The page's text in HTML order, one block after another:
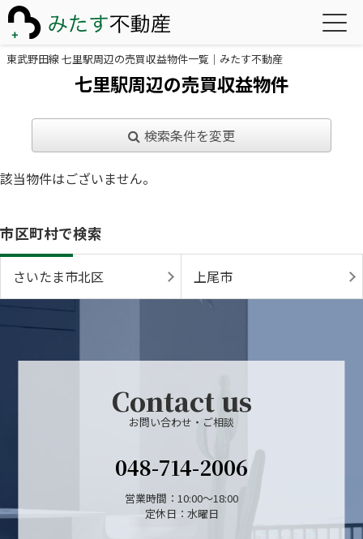
東武野田線 七里駅周辺の売買収益物件一覧｜みたす不動産
七里駅周辺の売買収益物件
検索条件を変更
該当物件はございません。
市区町村で検索
さいたま市北区 上尾市
Contact us
お問い合わせ・ご相談
048-714-2006
営業時間：10:00～18:00
定休日：水曜日